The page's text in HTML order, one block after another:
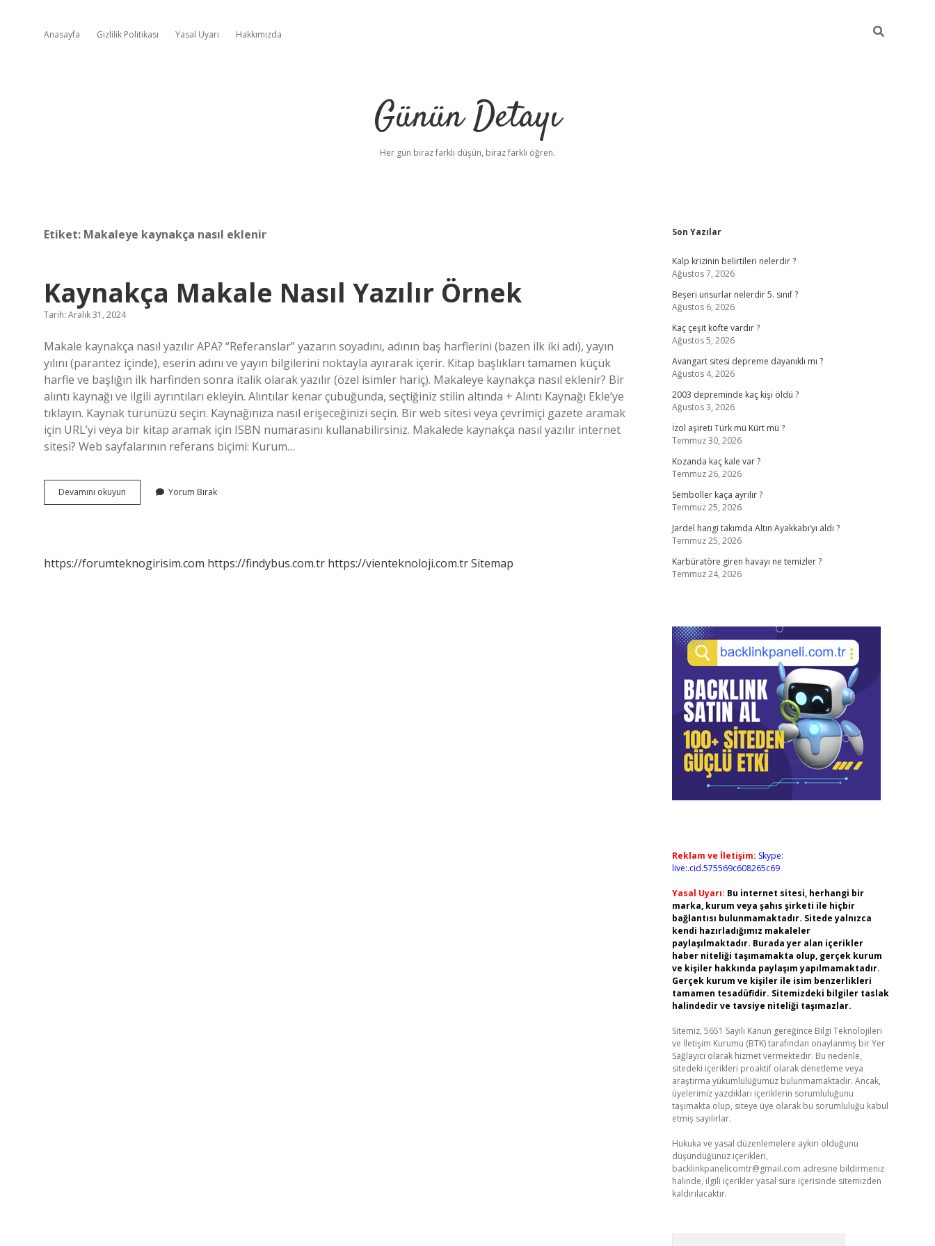
Anasayfa Gizlilik Politikası Yasal Uyarı Hakkımızda
Günün Detayı
Her gün biraz farklı düşün, biraz farklı öğren.
Etiket: Makaleye kaynakça nasıl eklenir
Kaynakça Makale Nasıl Yazılır Örnek
Tarih: Aralık 31, 2024
Makale kaynakça nasıl yazılır APA? “Referanslar” yazarın soyadını, adının baş harflerini (bazen ilk iki adı), yayın
yılını (parantez içinde), eserin adını ve yayın bilgilerini noktayla ayırarak içerir. Kitap başlıkları tamamen küçük
harfle ve başlığın ilk harfinden sonra italik olarak yazılır (özel isimler hariç). Makaleye kaynakça nasıl eklenir? Bir
alıntı kaynağı ve ilgili ayrıntıları ekleyin. Alıntılar kenar çubuğunda, seçtiğiniz stilin altında + Alıntı Kaynağı Ekle’ye
tıklayın. Kaynak türünüzü seçin. Kaynağınıza nasıl erişeceğinizi seçin. Bir web sitesi veya çevrimiçi gazete aramak
için URL’yi veya bir kitap aramak için ISBN numarasını kullanabilirsiniz. Makalede kaynakça nasıl yazılır internet
sitesi? Web sayfalarının referans biçimi: Kurum…
Devamını okuyun Kaynakça
Makale
Yorum Bırak
https://forumteknogirisim.com https://findybus.com.tr https://vienteknoloji.com.trSitemap
Sidebar
Son Yazılar
Kalp krizinin belirtileri nelerdir ?
Ağustos 7, 2026
Beşeri unsurlar nelerdir 5. sınıf ?
Ağustos 6, 2026
Kaç çeşit köfte vardır ?
Ağustos 5, 2026
Avangart sitesi depreme dayanıklı mı ?
Ağustos 4, 2026
2003 depreminde kaç kişi öldü ?
Ağustos 3, 2026
İzol aşireti Türk mü Kürt mü ?
Temmuz 30, 2026
Kozanda kaç kale var ?
Temmuz 26, 2026
Semboller kaça ayrılır ?
Temmuz 25, 2026
Jardel hangi takımda Altın Ayakkabı’yı aldı ?
Temmuz 25, 2026
Karbüratöre giren havayı ne temizler ?
Temmuz 24, 2026
Reklam ve İletişim: Skype:
live:.cid.575569c608265c69
Yasal Uyarı: Bu internet sitesi, herhangi bir
marka, kurum veya şahıs şirketi ile hiçbir
bağlantısı bulunmamaktadır. Sitede yalnızca
kendi hazırladığımız makaleler
paylaşılmaktadır. Burada yer alan içerikler
haber niteliği taşımamakta olup, gerçek kurum
ve kişiler hakkında paylaşım yapılmamaktadır.
Gerçek kurum ve kişiler ile isim benzerlikleri
tamamen tesadüfidir. Sitemizdeki bilgiler taslak
halindedir ve tavsiye niteliği taşımazlar.
Sitemiz, 5651 Sayılı Kanun gereğince Bilgi Teknolojileri
ve İletişim Kurumu (BTK) tarafından onaylanmış bir Yer
Sağlayıcı olarak hizmet vermektedir. Bu nedenle,
sitedeki içerikleri proaktif olarak denetleme veya
araştırma yükümlülüğümüz bulunmamaktadır. Ancak,
üyelerimiz yazdıkları içeriklerin sorumluluğunu
taşımakta olup, siteye üye olarak bu sorumluluğu kabul
etmiş sayılırlar.
Hukuka ve yasal düzenlemelere aykırı olduğunu
düşündüğünüz içerikleri,
backlinkpanelicomtr@gmail.com adresine bildirmeniz
halinde, ilgili içerikler yasal süre içerisinde sitemizden
kaldırılacaktır.